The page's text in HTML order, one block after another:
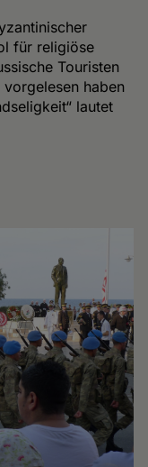
für religiöse
Touristen
haben
lautet